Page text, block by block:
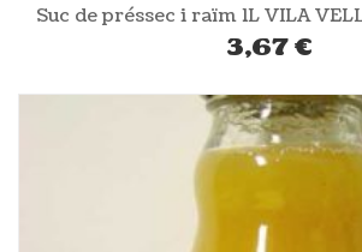
Suc de préssec i raïm 1L VILA
3,67€